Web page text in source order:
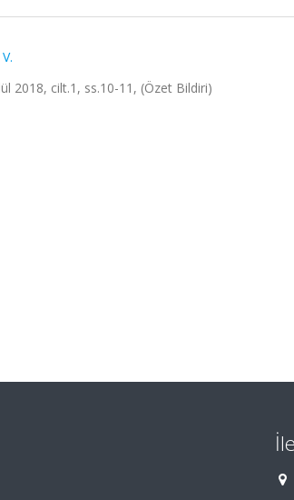
2018, cilt.1, ss.10-11, (Özet Bildiri)